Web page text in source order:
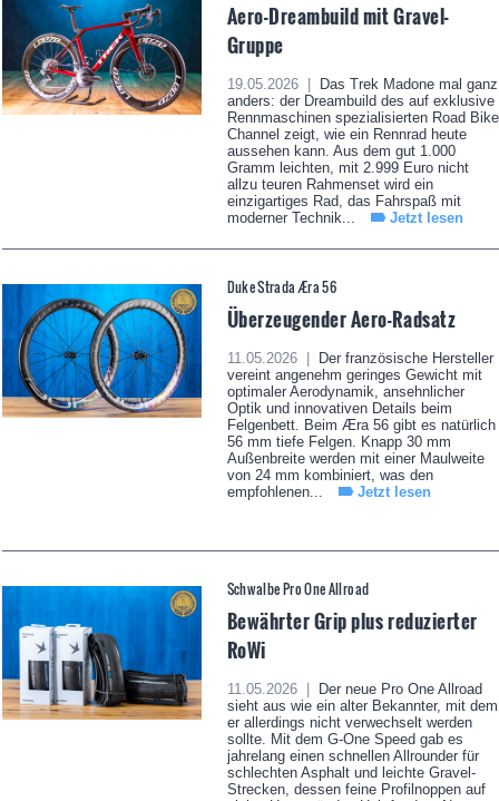
Aero-Dreambuild mit Gravel-
Gruppe
19.05.2026 |
Das Trek Madone mal ganz
anders: der Dreambuild des auf exklusive
Rennmaschinen spezialisierten Road Bike
Channel zeigt, wie ein Rennrad heute
aussehen kann. Aus dem gut 1.000
Gramm leichten, mit 2.999 Euro nicht
allzu teuren Rahmenset wird ein
einzigartiges Rad, das Fahrspaß mit
moderner Technik...
Jetzt lesen
Duke Strada Æra 56
Überzeugender Aero-Radsatz
11.05.2026 |
Der französische Hersteller
vereint angenehm geringes Gewicht mit
optimaler Aerodynamik, ansehnlicher
Optik und innovativen Details beim
Felgenbett. Beim Æra 56 gibt es natürlich
56 mm tiefe Felgen. Knapp 30 mm
Außenbreite werden mit einer Maulweite
von 24 mm kombiniert, was den
empfohlenen...
Jetzt lesen
Schwalbe Pro One Allroad
Bewährter Grip plus reduzierter
RoWi
11.05.2026 |
Der neue Pro One Allroad
sieht aus wie ein alter Bekannter, mit dem
er allerdings nicht verwechselt werden
sollte. Mit dem G-One Speed gab es
jahrelang einen schnellen Allrounder für
schlechten Asphalt und leichte Gravel-
Strecken, dessen feine Profilnoppen auf